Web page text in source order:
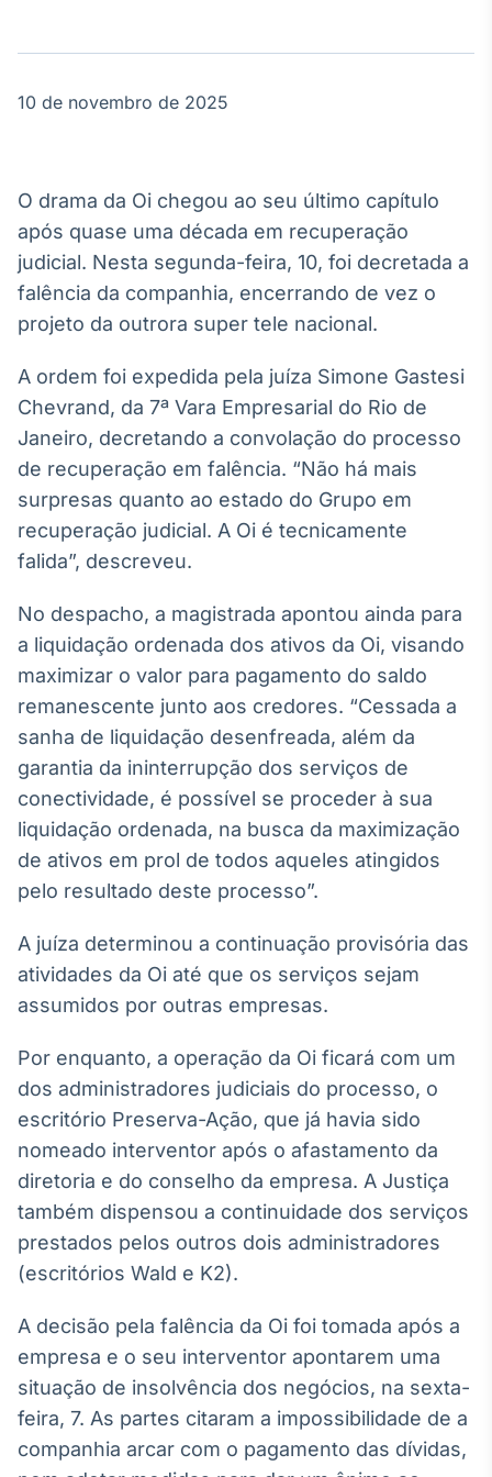
Tudo sobre o
Político
política em
tempo real
Broadcast
O setor de
energia elétrica
Broadcast
White Label
e Conteúdos
Broadcast
OTC
negociação de
ativos
Broadcast
Datafeed
APIs para
dados
Broadcast
Cotações e
notícias
Broadcast
Widgets
Componentes
para conteúdos e
Broadcast
Wallboard
Conteúdos e
dados para
displays e telas
10 de novembro de 2025
O drama da Oi chegou ao seu último capítulo
após quase uma década em recuperação
judicial. Nesta segunda-feira, 10, foi decretada a
falência da companhia, encerrando de vez o
projeto da outrora super tele nacional.
A ordem foi expedida pela juíza Simone Gastesi
Chevrand, da 7ª Vara Empresarial do Rio de
Janeiro, decretando a convolação do processo
de recuperação em falência. “Não há mais
surpresas quanto ao estado do Grupo em
recuperação judicial. A Oi é tecnicamente
falida”, descreveu.
No despacho, a magistrada apontou ainda para
a liquidação ordenada dos ativos da Oi, visando
maximizar o valor para pagamento do saldo
remanescente junto aos credores. “Cessada a
sanha de liquidação desenfreada, além da
garantia da ininterrupção dos serviços de
conectividade, é possível se proceder à sua
liquidação ordenada, na busca da maximização
de ativos em prol de todos aqueles atingidos
pelo resultado deste processo”.
A juíza determinou a continuação provisória das
atividades da Oi até que os serviços sejam
assumidos por outras empresas.
Por enquanto, a operação da Oi ficará com um
dos administradores judiciais do processo, o
escritório Preserva-Ação, que já havia sido
nomeado interventor após o afastamento da
diretoria e do conselho da empresa. A Justiça
também dispensou a continuidade dos serviços
prestados pelos outros dois administradores
(escritórios Wald e K2).
A decisão pela falência da Oi foi tomada após a
empresa e o seu interventor apontarem uma
situação de insolvência dos negócios, na sexta-
feira, 7. As partes citaram a impossibilidade de a
companhia arcar com o pagamento das dívidas,